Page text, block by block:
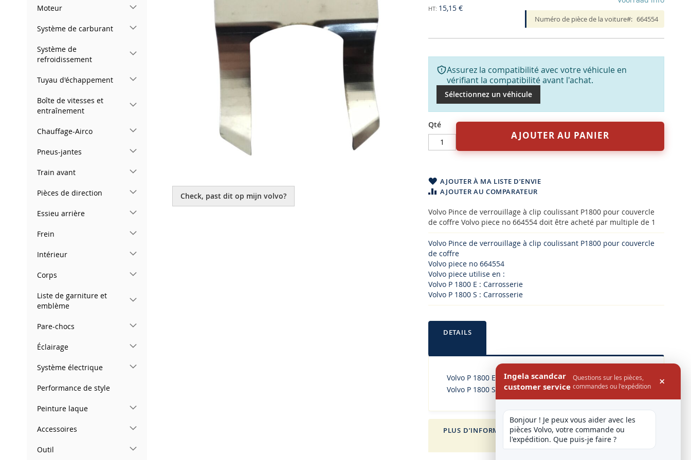
to
the
beginning
15,15 €
Numéro de pièce de la voiture 664554
Assurez la compatibilité avec votre véhicule en
vérifiant la compatibilité avant l'achat.
Sélectionnez un véhicule
Qté
AJOUTER AU PANIER
AJOUTER À MA LISTE D’ENVIE
AJOUTER AU COMPARATEUR
Volvo Pince de verrouillage à clip coulissant P1800 pour couvercle
de coffre Volvo piece no 664554 doit être acheté par multiple de 1
Volvo Pince de verrouillage à clip coulissant P1800 pour couvercle
de coffre
Volvo piece no 664554
Volvo piece utilise en :
Volvo P 1800 E : Carrosserie
Volvo P 1800 S : Carrosserie
DETAILS
Volvo P 1800 E : Carrosserie
Volvo P 1800 S : Carrosserie
PLUS D’INFORMATION FOR VOLVO
Check, past dit op mijn volvo?
Moteur
Système de carburant
Système de
refroidissement
Tuyau d'échappement
Boîte de vitesses et
entraînement
Chauffage-Airco
Pneus-jantes
Train avant
Pièces de direction
Essieu arrière
Frein
Intérieur
Corps
Liste de garniture et
emblème
Pare-chocs
Éclairage
Système électrique
Performance de style
Peinture laque
Accessoires
Outil
Ingela scandcar
customer service
Questions sur les pièces,
commandes ou l'expédition
×
Bonjour ! Je peux vous aider avec les
pièces Volvo, votre commande ou
l'expédition. Que puis-je faire ?